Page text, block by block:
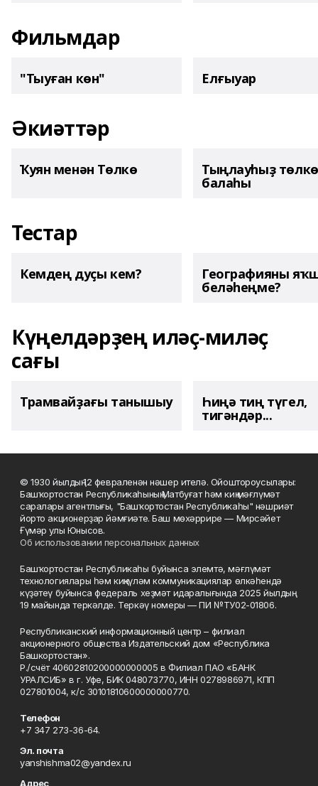
Фильмдар
"Тыуған көн" Елғыуар
Әкиәттәр
Ҡуян менән Төлкө Тыңлауһыҙ төлкө
балаһы
Тестар
Кемдең дуҫы кем? Географияны
беләһеңме?
Күңелдәрҙең иләҫ-миләҫ
сағы
Трамвайҙағы танышыу Һиңә тиң түгел,
тигәндәр...
© 1930 йылдың 12 февраленән нәшер ителә. Ойоштороусылары:
Башҡортостан Республикаһының Матбуғат һәм киң мәғлүмәт
саралары агентлығы, "Башҡортостан Республикаһы" нәшриәт
йорто акционерҙар йәмғиәте. Баш мөхәррире — Мирсәйет
Ғүмәр улы Юнысов.
Об использовании персональных данных
Башҡортостан Республикаһы буйынса элемтә, мәғлүмәт
технологиялары һәм киңкүләм коммуникациялар өлкәһендә
күҙәтеү буйынса федераль хеҙмәт идаралығында 2025 йылдың
19 майында теркәлде. Теркәү номеры — ПИ №ТУ02-01806.
Республиканский информационный центр – филиал
акционерного общества Издательский дом «Республика
Башкортостан».
Р./счёт 40602810200000000005 в Филиал ПАО «БАНК
УРАЛСИБ» в г. Уфе, БИК 048073770, ИНН 0278986971, КПП
027801004, к/с 30101810600000000770.
Телефон
+7 347 273-36-64.
Эл. почта
yanshishma02@yandex.ru
Адрес